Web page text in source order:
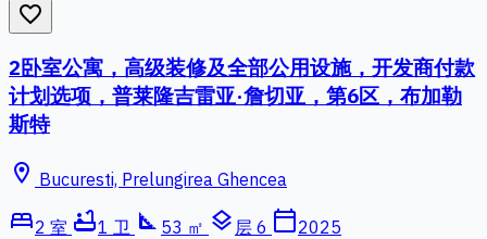
favorite_border
2卧室公寓，高级装修及全部公用设施，开发商付款
计划选项，普莱隆吉雷亚·詹切亚，第6区，布加勒
斯特
location_on Bucuresti, Prelungirea Ghencea
bed2 室 bathtub1 卫 square_foot 53 ㎡ layers 层 6 calendar_today2025